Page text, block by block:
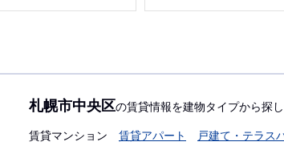
札幌市中央区の賃貸情報を建物タイプから探
賃貸マンション 賃貸アパート 戸建て・テラス